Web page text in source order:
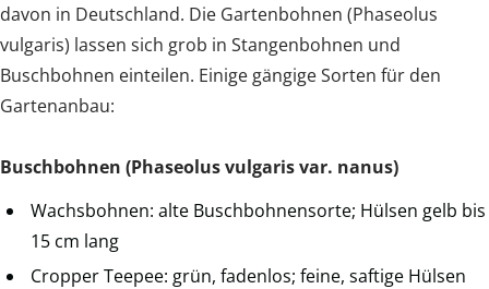
davon in Deutschland. Die Gartenbohnen (Phaseolus
vulgaris) lassen sich grob in Stangenbohnen und
Buschbohnen einteilen. Einige gängige Sorten für den
Gartenanbau:
Buschbohnen (Phaseolus vulgaris var. nanus)
Wachsbohnen: alte Buschbohnensorte; Hülsen gelb bis
15 cm lang
Cropper Teepee: grün, fadenlos; feine, saftige Hülsen